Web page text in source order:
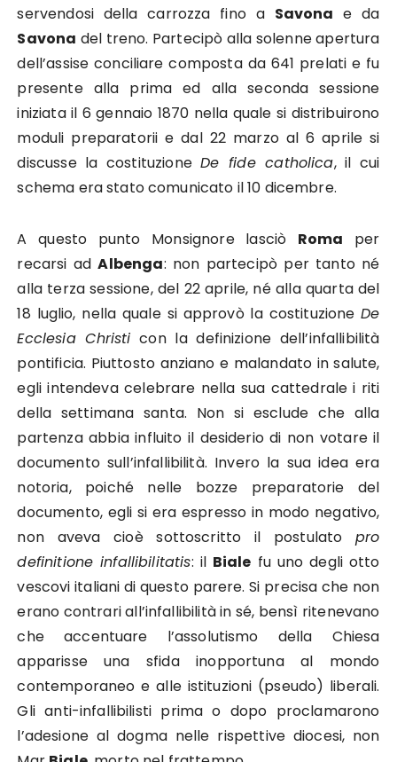
servendosi della carrozza fino a Savona e da
Savona del treno. Partecipò alla solenne apertura
dell’assise conciliare composta da 641 prelati e fu
presente alla prima ed alla seconda sessione
iniziata il 6 gennaio 1870 nella quale si distribuirono
moduli preparatorii e dal 22 marzo al 6 aprile si
discusse la costituzioneDe fide catholica, il cui
schema era stato comunicato il 10 dicembre.
A questo punto Monsignore lasciò Roma per
recarsi adAlbenga: non partecipò per tanto né
alla terza sessione, del 22 aprile, né alla quarta del
18 luglio, nella quale si approvò la costituzioneDe
Ecclesia Christi con la definizione dell’infallibilità
pontificia. Piuttosto anziano e malandato in salute,
egli intendeva celebrare nella sua cattedrale i riti
della settimana santa. Non si esclude che alla
partenza abbia influito il desiderio di non votare il
documento sull’infallibilità. Invero la sua idea era
notoria, poiché nelle bozze preparatorie del
documento, egli si era espresso in modo negativo,
non aveva cioè sottoscritto il postulatopro
definitione infallibilitatis: il Biale fu uno degli otto
vescovi italiani di questo parere. Si precisa che non
erano contrari all’infallibilità in sé, bensì ritenevano
che accentuare l’assolutismo della Chiesa
apparisse una sfida inopportuna al mondo
contemporaneo e alle istituzioni (pseudo) liberali.
Gli anti-infallibilisti prima o dopo proclamarono
l’adesione al dogma nelle rispettive diocesi, non